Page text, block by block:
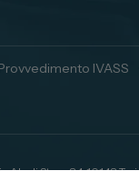
IVASS
di Stura 84, 10148